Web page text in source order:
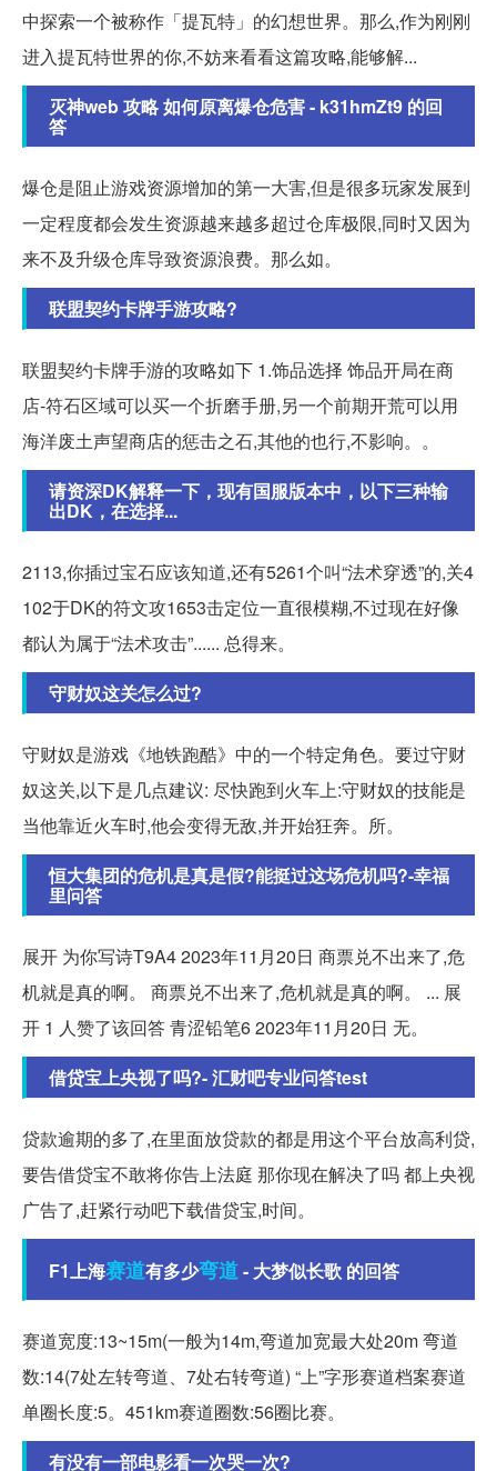
中探索一个被称作「提瓦特」的幻想世界。那么,作为刚刚
进入提瓦特世界的你,不妨来看看这篇攻略,能够解...
灭神web 攻略 如何原离爆仓危害 - k31hmZt9 的回
答
爆仓是阻止游戏资源增加的第一大害,但是很多玩家发展到
一定程度都会发生资源越来越多超过仓库极限,同时又因为
来不及升级仓库导致资源浪费。那么如。
联盟契约卡牌手游攻略?
联盟契约卡牌手游的攻略如下 1.饰品选择 饰品开局在商
店-符石区域可以买一个折磨手册,另一个前期开荒可以用
海洋废土声望商店的惩击之石,其他的也行,不影响。。
请资深DK解释一下，现有国服版本中，以下三种输
出DK，在选择...
2113,你插过宝石应该知道,还有5261个叫“法术穿透”的,关4
102于DK的符文攻1653击定位一直很模糊,不过现在好像
都认为属于“法术攻击”...... 总得来。
守财奴这关怎么过?
守财奴是游戏《地铁跑酷》中的一个特定角色。要过守财
奴这关,以下是几点建议: 尽快跑到火车上:守财奴的技能是
当他靠近火车时,他会变得无敌,并开始狂奔。所。
恒大集团的危机是真是假?能挺过这场危机吗?-幸福
里问答
展开 为你写诗T9A4 2023年11月20日 商票兑不出来了,危
机就是真的啊。 商票兑不出来了,危机就是真的啊。 ... 展
开 1 人赞了该回答 青涩铅笔6 2023年11月20日 无。
借贷宝上央视了吗?- 汇财吧专业问答test
贷款逾期的多了,在里面放贷款的都是用这个平台放高利贷,
要告借贷宝不敢将你告上法庭 那你现在解决了吗 都上央视
广告了,赶紧行动吧下载借贷宝,时间。
F1上海赛道有多少弯道- 大梦似长歌 的回答
赛道宽度:13~15m(一般为14m,弯道加宽最大处20m 弯道
数:14(7处左转弯道、7处右转弯道) “上”字形赛道档案赛道
单圈长度:5。451km赛道圈数:56圈比赛。
有没有一部电影看一次哭一次?